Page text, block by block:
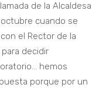
de la Alcaldesa
cuando se
el Rector de la
decidir
hemos
porque por un